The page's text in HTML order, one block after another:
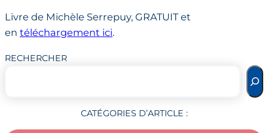
Livre de Michèle Serrepuy, GRATUIT et
en téléchargement ici.
RECHERCHER
CATÉGORIES D’ARTICLE :